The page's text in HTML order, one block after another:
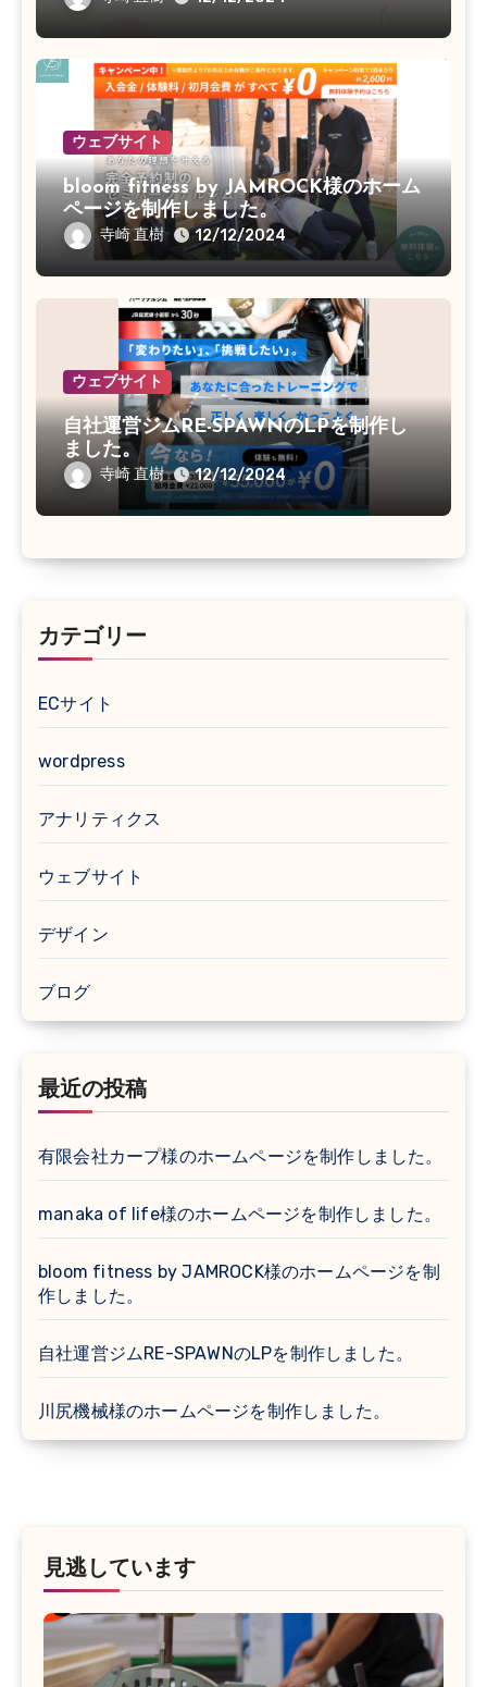
ウェブサイト
bloom fitness by JAMROCK様のホーム
ページを制作しました。
寺崎 直樹 12/12/2024
ウェブサイト
自社運営ジムRE-SPAWNのLPを制作し
ました。
寺崎 直樹 12/12/2024
カテゴリー
ECサイト
wordpress
アナリティクス
ウェブサイト
デザイン
ブログ
最近の投稿
有限会社カープ様のホームページを制作しました。
manaka of life様のホームページを制作しました。
bloom fitness by JAMROCK様のホームページを制
作しました。
自社運営ジムRE-SPAWNのLPを制作しました。
川尻機械様のホームページを制作しました。
見逃しています